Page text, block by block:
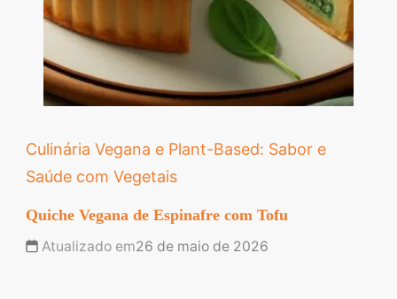
Culinária Vegana e Plant-Based: Sabor e
Saúde com Vegetais
Quiche Vegana de Espinafre com Tofu
Atualizado em26 de maio de 2026